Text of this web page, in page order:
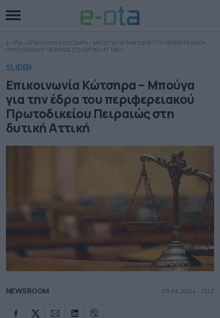
E-OTA » ΕΠΙΚΟΙΝΩΝΙΑ ΚΩΤΣΗΡΑ – ΜΠΟΥΓΑ ΓΙΑ ΤΗΝ ΕΔΡΑ ΤΟΥ ΠΕΡΙΦΕΡΕΙΑΚΟΥ
ΠΡΩΤΟΔΙΚΕΙΟΥ ΠΕΙΡΑΙΩΣ ΣΤΗ ΔΥΤΙΚΗ ΑΤΤΙΚΗ
SLIDER
Επικοινωνία Κώτσηρα – Μπούγα
για την έδρα του περιφερειακού
Πρωτοδικείου Πειραιώς στη
δυτική Αττική
NEWSROOM 09.04.2024 - 11.17